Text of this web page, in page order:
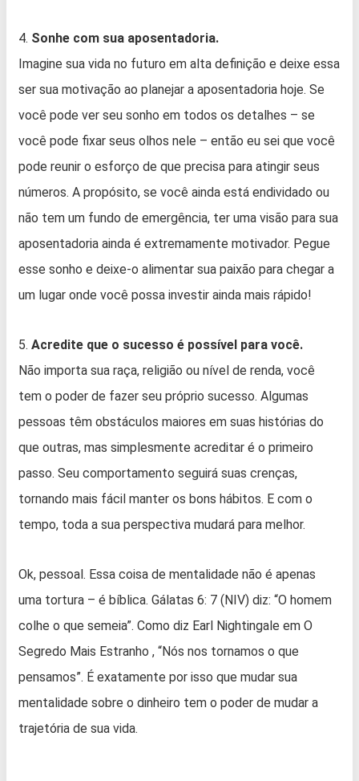
4. Sonhe com sua aposentadoria.
Imagine sua vida no futuro em alta definição e deixe essa
ser sua motivação ao planejar a aposentadoria hoje. Se
você pode ver seu sonho em todos os detalhes – se
você pode fixar seus olhos nele – então eu sei que você
pode reunir o esforço de que precisa para atingir seus
números. A propósito, se você ainda está endividado ou
não tem um fundo de emergência, ter uma visão para sua
aposentadoria ainda é extremamente motivador. Pegue
esse sonho e deixe-o alimentar sua paixão para chegar a
um lugar onde você possa investir ainda mais rápido!
5. Acredite que o sucesso é possível para você.
Não importa sua raça, religião ou nível de renda, você
tem o poder de fazer seu próprio sucesso. Algumas
pessoas têm obstáculos maiores em suas histórias do
que outras, mas simplesmente acreditar é o primeiro
passo. Seu comportamento seguirá suas crenças,
tornando mais fácil manter os bons hábitos. E com o
tempo, toda a sua perspectiva mudará para melhor.
Ok, pessoal. Essa coisa de mentalidade não é apenas
uma tortura – é bíblica. Gálatas 6: 7 (NIV) diz: “O homem
colhe o que semeia”. Como diz Earl Nightingale em O
Segredo Mais Estranho , “Nós nos tornamos o que
pensamos”. É exatamente por isso que mudar sua
mentalidade sobre o dinheiro tem o poder de mudar a
trajetória de sua vida.